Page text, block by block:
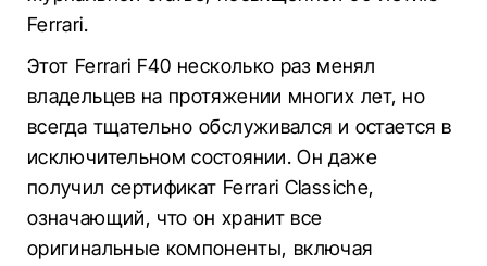
Ferrari.
Этот Ferrari F40 несколько раз менял
владельцев на протяжении многих лет, но
всегда тщательно обслуживался и остается в
исключительном состоянии. Он даже
получил сертификат Ferrari Classiche,
означающий, что он хранит все
оригинальные компоненты, включая